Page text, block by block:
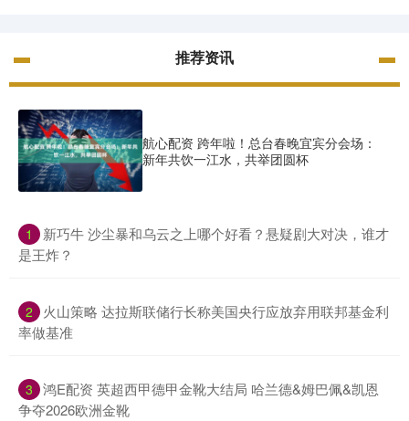
推荐资讯
航心配资 跨年啦！总台春晚宜宾分会场：
新年共饮一江水，共举团圆杯
1
​新巧牛 沙尘暴和乌云之上哪个好看？悬疑剧大对决，谁才
是王炸？
2
​火山策略 达拉斯联储行长称美国央行应放弃用联邦基金利
率做基准
3 ​鸿E配资 英超西甲德甲金靴大结局 哈兰德&姆巴佩&凯恩
争夺2026欧洲金靴